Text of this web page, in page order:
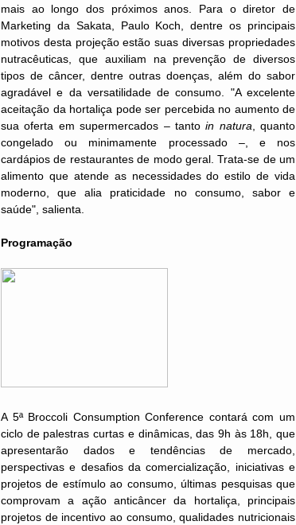
mais ao longo dos próximos anos. Para o diretor de
Marketing da Sakata, Paulo Koch, dentre os principais
motivos desta projeção estão suas diversas propriedades
nutracêuticas, que auxiliam na prevenção de diversos
tipos de câncer, dentre outras doenças, além do sabor
agradável e da versatilidade de consumo. "A excelente
aceitação da hortaliça pode ser percebida no aumento de
sua oferta em supermercados – tantoin natura, quanto
congelado ou minimamente processado –, e nos
cardápios de restaurantes de modo geral. Trata-se de um
alimento que atende as necessidades do estilo de vida
moderno, que alia praticidade no consumo, sabor e
saúde", salienta.
Programação
A 5ª Broccoli Consumption Conference contará com um
ciclo de palestras curtas e dinâmicas, das 9h às 18h, que
apresentarão dados e tendências de mercado,
perspectivas e desafios da comercialização, iniciativas e
projetos de estímulo ao consumo, últimas pesquisas que
comprovam a ação anticâncer da hortaliça, principais
projetos de incentivo ao consumo, qualidades nutricionais